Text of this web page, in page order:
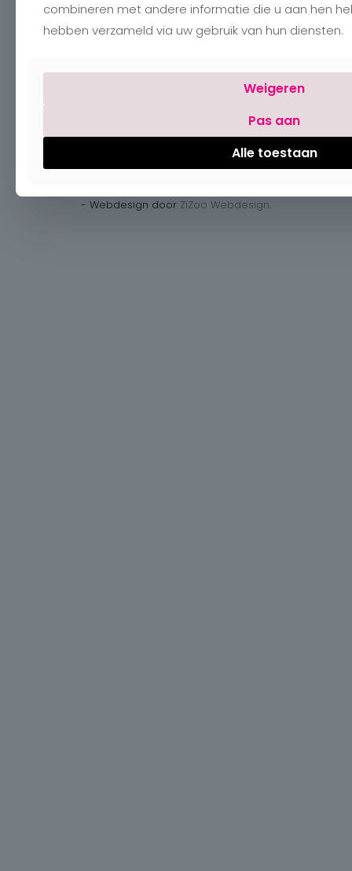
Mijn Account
Verzenden
- Webdesign door ZiZoo Webdesign.
combineren met andere informatie die u aan hen
hebben verzameld via uw gebruik van hun diensten.
Weigeren
Pas aan
Alle toestaan